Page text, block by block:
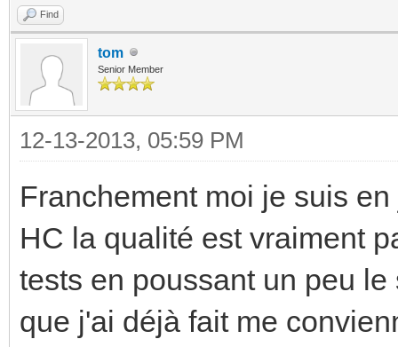
Find
tom
Senior Member
12-13-2013, 05:59 PM
Franchement moi je suis
HC la qualité est vraiment
tests en poussant un peu
que j'ai déjà fait me